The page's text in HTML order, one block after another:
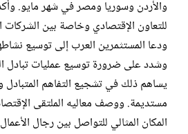
والأردن وسوريا ومصر في شهر مايو.
‏للتعاون الإقتصادي وخاصة بين
ودعا المستثمرين العرب إلى توسيع
وشدد على ضرورة توسيع عمليات تبادل
يساهم ذلك في تشجيع التفاهم
مستديمة. ووصف معاليه الملتقى
المكان المثالي للتواصل ‏بين رجال